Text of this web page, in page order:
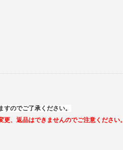
のでご了承ください。
、返品はできませんのでご注意ください。